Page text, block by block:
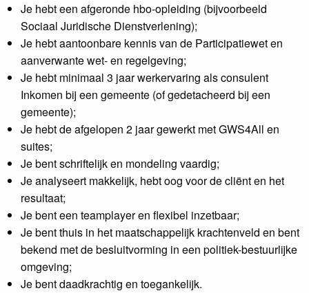
Je hebt een afgeronde hbo-opleiding (bijvoorbeeld
Sociaal Juridische Dienstverlening);
Je hebt aantoonbare kennis van de Participatiewet en
aanverwante wet- en regelgeving;
Je hebt minimaal 3 jaar werkervaring als consulent
Inkomen bij een gemeente (of gedetacheerd bij een
gemeente);
Je hebt de afgelopen 2 jaar gewerkt met GWS4All en
suites;
Je bent schriftelijk en mondeling vaardig;
Je analyseert makkelijk, hebt oog voor de cliënt en het
resultaat;
Je bent een teamplayer en flexibel inzetbaar;
Je bent thuis in het maatschappelijk krachtenveld en bent
bekend met de besluitvorming in een politiek-bestuurlijke
omgeving;
Je bent daadkrachtig en toegankelijk.